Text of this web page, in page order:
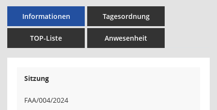
Informationen Tagesordnung
TOP-Liste Anwesenheit
Sitzung
FAA/004/2024